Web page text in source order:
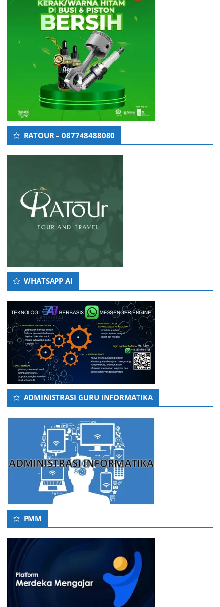
RATOUR – 087748488080
WHATSAPP AI
ADMINISTRASI GURU INFORMATIKA
PMM